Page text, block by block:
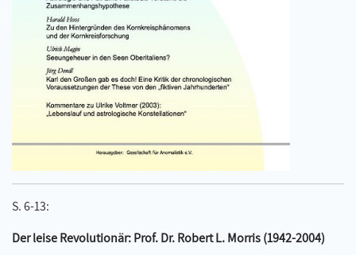
S. 6-13:
Der leise Revolutionär: Prof. Dr. Robert L. Morris (1942-2004)